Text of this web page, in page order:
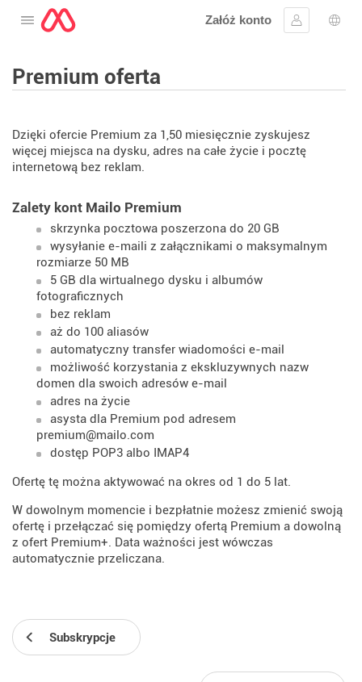
Otwórz menu
Załóż konto
Zaloguj się
Premium oferta
Dzięki ofercie Premium za 1,50 miesięcznie zyskujesz
więcej miejsca na dysku, adres na całe życie i pocztę
internetową bez reklam.
Zalety kont Mailo Premium
skrzynka pocztowa poszerzona do 20 GB
wysyłanie e-maili z załącznikami o maksymalnym
rozmiarze 50 MB
5 GB dla wirtualnego dysku i albumów
fotograficznych
bez reklam
aż do 100 aliasów
automatyczny transfer wiadomości e-mail
możliwość korzystania z ekskluzywnych nazw
domen dla swoich adresów e-mail
adres na życie
asysta dla Premium pod adresem
premium@mailo.com
dostęp POP3 albo IMAP4
Ofertę tę można aktywować na okres od 1 do 5 lat.
W dowolnym momencie i bezpłatnie możesz zmienić swoją
ofertę i przełączać się pomiędzy ofertą Premium a dowolną
z ofert Premium+. Data ważności jest wówczas
automatycznie przeliczana.
Subskrypcje